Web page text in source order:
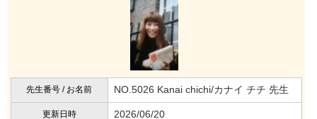
先生番号 / お名前 NO.5026 Kanai chichi/カナイ チチ 先生
更新日時 2026/06/20